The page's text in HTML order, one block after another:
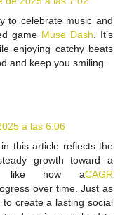
to celebrate music and
game Muse Dash . It’s
enjoying catchy beats
and keep you smiling.
a las 6:06
this article reflects the
growth toward a
like how aCAGR
over time. Just as
create a lasting social